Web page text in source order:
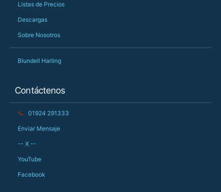
Listas de Precios
Descargas
Sobre Nosotros
Blundell Harling
Contáctenos
📞 01924 291333
Enviar Mensaje
-- X --
YouTube
Facebook